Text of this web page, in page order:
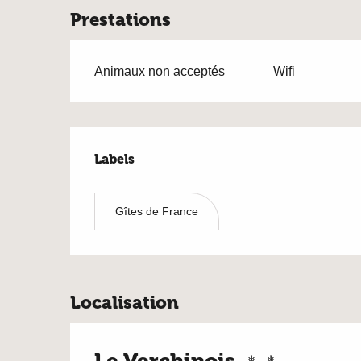
Prestations
Animaux non acceptés Wifi
Offres de
Labels
Labels
Gîtes de France
Localisation